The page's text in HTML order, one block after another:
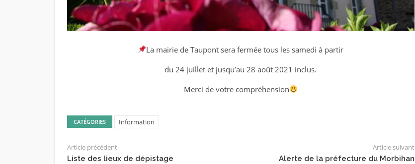
La mairie de Taupont sera fermée tous les samedi à partir
du 24 juillet et jusqu’au 28 août 2021 inclus.
Merci de votre compréhension
CATÉGORIES Information
Article précédent
Liste des lieux de dépistage
Article suivant
Alerte de la préfecture du Morbihan